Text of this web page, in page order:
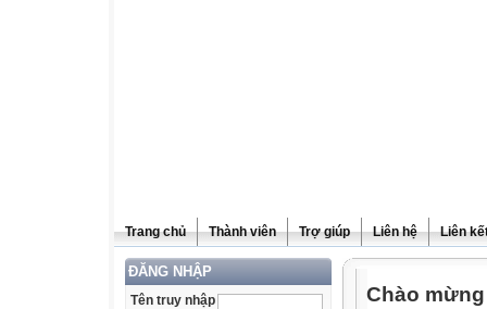
Trang chủ Thành viên Trợ giúp Liên hệ Liên
ĐĂNG NHẬP
Tên truy nhập
Chào